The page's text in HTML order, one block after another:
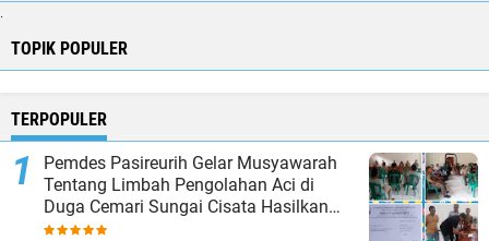
.
TOPIK POPULER
TERPOPULER
Pemdes Pasireurih Gelar Musyawarah
Tentang Limbah Pengolahan Aci di
Duga Cemari Sungai Cisata Hasilkan
Kesepakatan Tutup Sementara